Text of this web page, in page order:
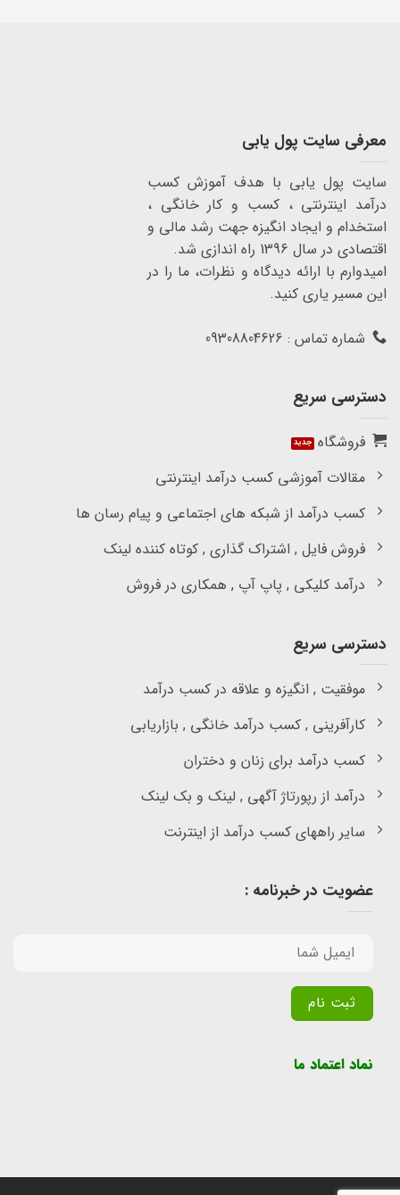
معرفی سایت پول یابی
سایت پول یابی با هدف آموزش کسب
درآمد اینترنتی ، کسب و کار خانگی ،
استخدام و ایجاد انگیزه جهت رشد مالی و
اقتصادی در سال 1396 راه اندازی شد.
امیدوارم با ارائه دیدگاه و نظرات، ما را در
این مسیر یاری کنید.
شماره تماس : 09308804626
دسترسی سریع
فروشگاه
مقالات آموزشی کسب درآمد اینترنتی
کسب درآمد از شبکه های اجتماعی و پیام رسان ها
فروش فایل , اشتراک گذاری , کوتاه کننده لینک
درآمد کلیکی , پاپ آپ , همکاری در فروش
دسترسی سریع
موفقیت , انگیزه و علاقه در کسب درآمد
کارآفرینی , کسب درآمد خانگی , بازاریابی
کسب درآمد برای زنان و دختران
درآمد از رپورتاژ آگهی , لینک و بک لینک
سایر راههای کسب درآمد از اینترنت
عضویت در خبرنامه :
نماد اعتماد ما